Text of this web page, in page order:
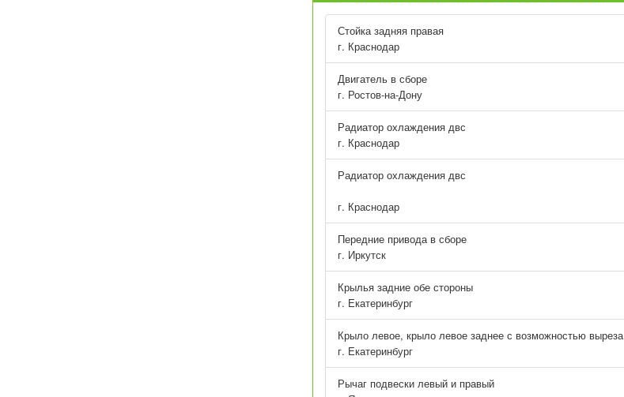
Стойка задняя правая
г. Краснодар
Двигатель в сборе
г. Ростов-на-Дону
Радиатор охлаждения двс
г. Краснодар
Радиатор охлаждения двс
г. Краснодар
Передние привода в сборе
г. Иркутск
Крылья задние обе стороны
г. Екатеринбург
Крыло левое, крыло левое заднее с возможностью выреза
г. Екатеринбург
Рычаг подвески левый и правый